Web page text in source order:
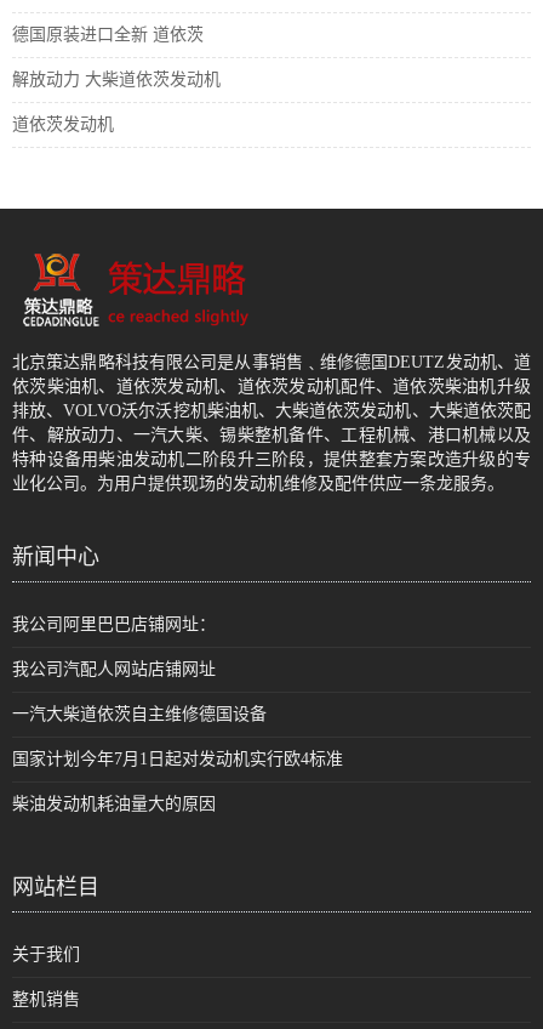
德国原装进口全新 道依茨
解放动力 大柴道依茨发动机
道依茨发动机
北京策达鼎略科技有限公司是从事销售﹑维修德国DEUTZ发动机、道
依茨柴油机、道依茨发动机、道依茨发动机配件、道依茨柴油机升级
排放、VOLVO沃尔沃挖机柴油机、大柴道依茨发动机、大柴道依茨配
件、解放动力、一汽大柴、锡柴整机备件、工程机械、港口机械以及
特种设备用柴油发动机二阶段升三阶段，提供整套方案改造升级的专
业化公司。为用户提供现场的发动机维修及配件供应一条龙服务。
新闻中心
我公司阿里巴巴店铺网址：
我公司汽配人网站店铺网址
一汽大柴道依茨自主维修德国设备
国家计划今年7月1日起对发动机实行欧4标准
柴油发动机耗油量大的原因
网站栏目
关于我们
整机销售